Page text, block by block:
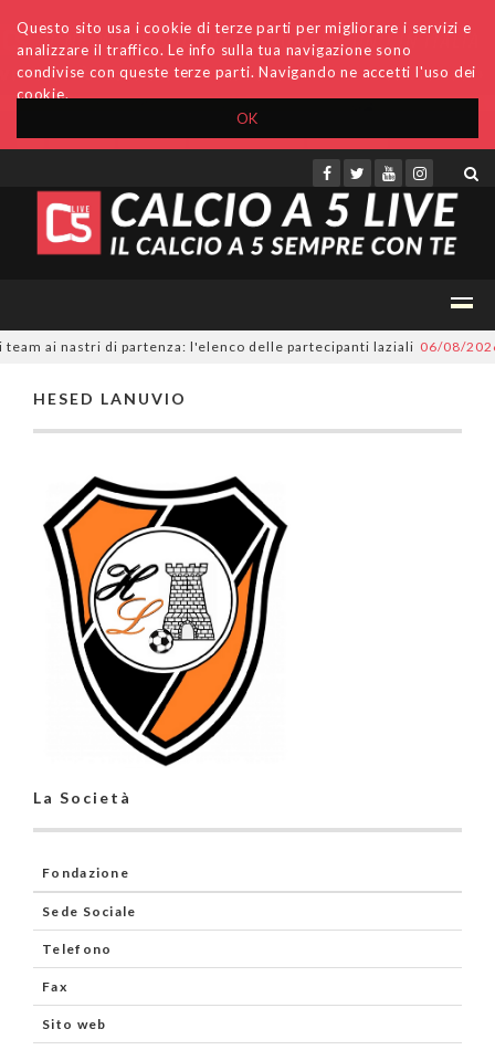
OK
Questo sito usa i cookie di terze parti per migliorare i servizi e
analizzare il traffico. Le info sulla tua navigazione sono
condivise con queste terze parti. Navigando ne accetti l'uso dei
cookie.
Accedi Archivio Invio comunicati Redazione
ai nastri di partenza: l'elenco delle partecipanti laziali 06/08/2026
HESED LANUVIO
La Società
Fondazione
Sede Sociale
Telefono
Fax
Sito web